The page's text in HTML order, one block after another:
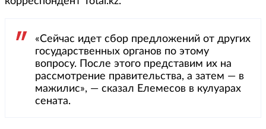
«Сейчас идет сбор предложений от других
государственных органов по этому
вопросу. После этого представим их на
рассмотрение правительства, а затем — в
мажилис», — сказал Елемесов в кулуарах
сената.